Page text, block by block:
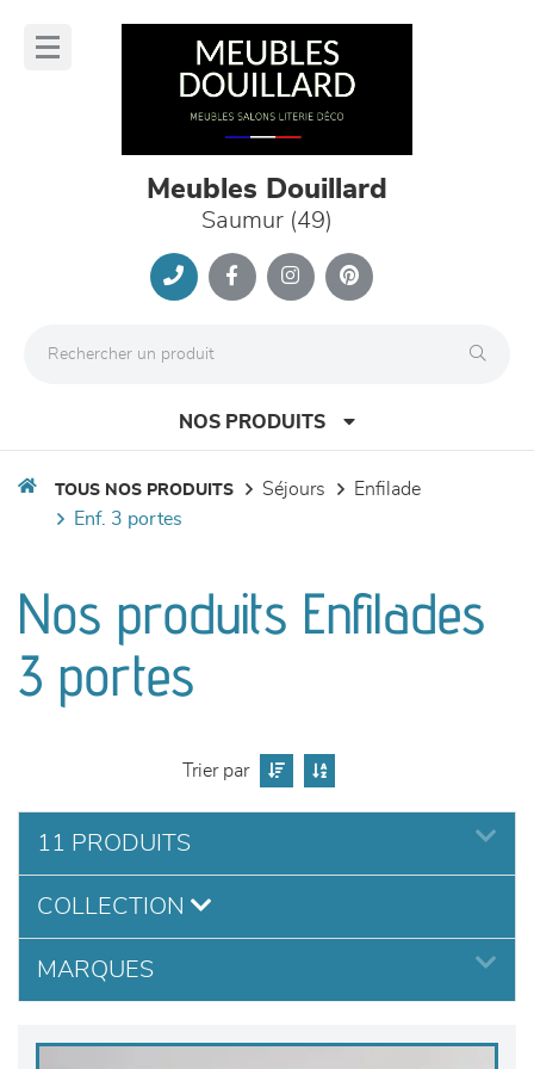
Meubles Douillard
Saumur (49)
NOS PRODUITS
séjours
meubles de complément
literie
décoration
TOUS NOS PRODUITS séjours
enfilade
enf. 3 portes
Nos produits Enfilades
3 portes
Trier par
11 PRODUITS
COLLECTION
MARQUES